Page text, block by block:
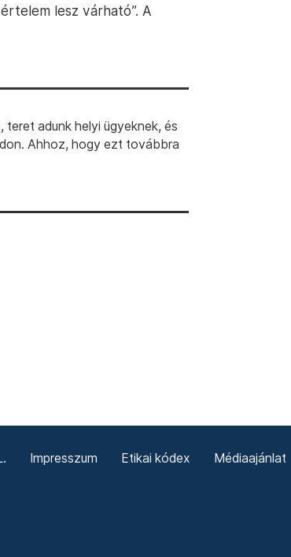
lesz várható”. A
adunk helyi ügyeknek, és
Ahhoz, hogy ezt továbbra
Impresszum Etikai kódex Médiaajánlat